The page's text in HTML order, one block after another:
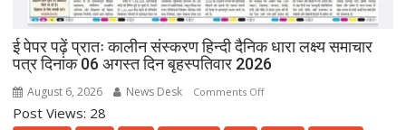
ई पेपर पढ़ें प्रातः कालीन संस्करण हिन्दी दैनिक धारा लक्ष्य समाचार
पत्र दिनांक 06 अगस्त दिन बृहस्पतिवार 2026
August 6, 2026 News Desk Comments Offon
Post Views: 28